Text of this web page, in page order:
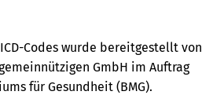
Codes wurde bereitgestellt von
GmbH im Auftrag
für Gesundheit (BMG).